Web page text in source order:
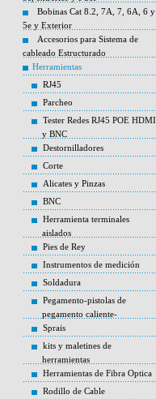
Bobinas Cat 8.2, 7A, 7, 6A, 6 y
5e y Exterior
Accesorios para Sistema de
cableado Estructurado
Herramientas
RJ45
Parcheo
Tester Redes RJ45 POE HDMI
y BNC
Destornilladores
Corte
Alicates y Pinzas
BNC
Herramienta terminales
aislados
Pies de Rey
Instrumentos de medición
Soldadura
Pegamento-pistolas de
pegamento caliente-
Sprais
kits y maletines de
herramientas
Herramientas de Fibra Optica
Rodillo de Cable